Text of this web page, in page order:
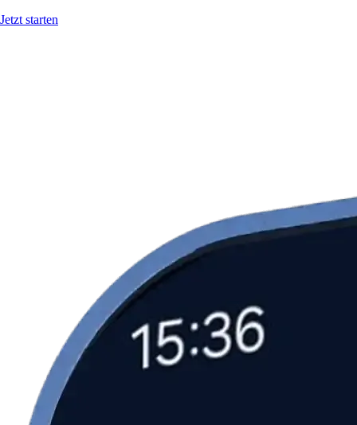
Jetzt starten